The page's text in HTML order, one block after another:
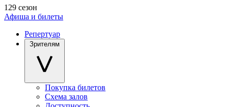
129 сезон
Афиша и билеты
Репертуар
Зрителям
Покупка билетов
Схема залов